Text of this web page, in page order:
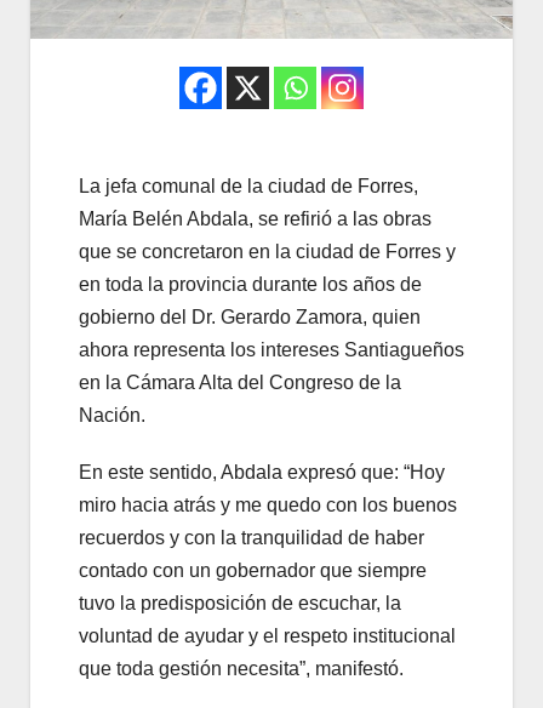
La jefa comunal de la ciudad de Forres,
María Belén Abdala, se refirió a las obras
que se concretaron en la ciudad de Forres y
en toda la provincia durante los años de
gobierno del Dr. Gerardo Zamora, quien
ahora representa los intereses Santiagueños
en la Cámara Alta del Congreso de la
Nación.
En este sentido, Abdala expresó que: “Hoy
miro hacia atrás y me quedo con los buenos
recuerdos y con la tranquilidad de haber
contado con un gobernador que siempre
tuvo la predisposición de escuchar, la
voluntad de ayudar y el respeto institucional
que toda gestión necesita”, manifestó.